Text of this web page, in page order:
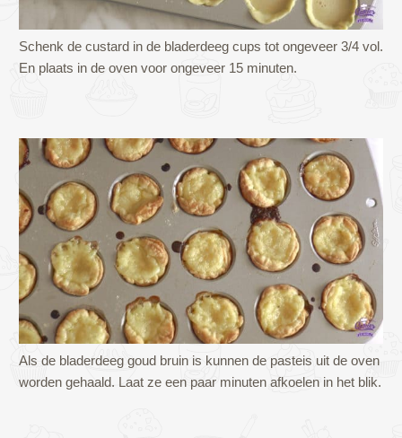
Schenk de custard in de bladerdeeg cups tot ongeveer 3/4 vol.
En plaats in de oven voor ongeveer 15 minuten.
Als de bladerdeeg goud bruin is kunnen de pasteis uit de oven
worden gehaald. Laat ze een paar minuten afkoelen in het blik.